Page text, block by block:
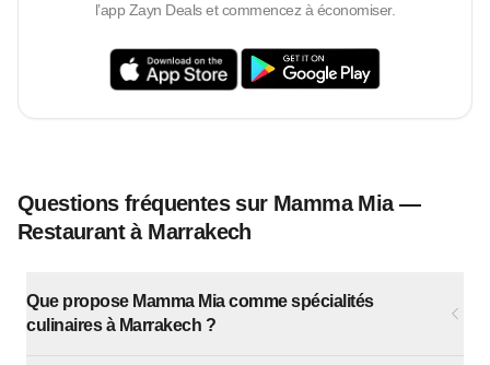
l’app Zayn Deals et commencez à économiser.
Questions fréquentes sur Mamma Mia —
Restaurant à Marrakech
Que propose Mamma Mia comme spécialités
culinaires à Marrakech ?